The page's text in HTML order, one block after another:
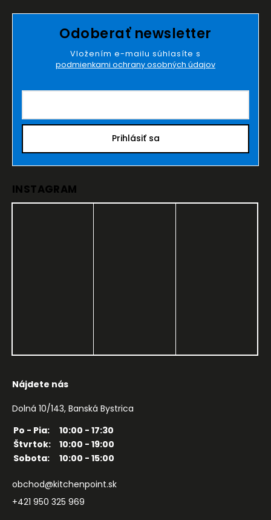
Odoberať newsletter
Vložením e-mailu súhlasíte s
podmienkami ochrany osobných údajov
Prihlásiť sa
INSTAGRAM
Nájdete nás
Dolná 10/143, Banská Bystrica
Po - Pia:
10:00 - 17:30
Štvrtok:
10:00 - 19:00
Sobota:
10:00 - 15:00
obchod@kitchenpoint.sk
+421 950 325 969